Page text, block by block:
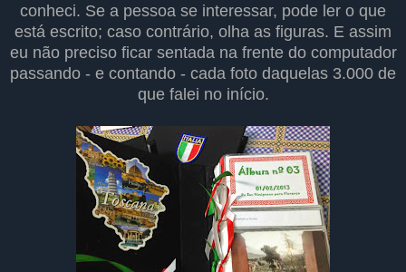
conheci. Se a pessoa se interessar, pode ler o que
está escrito; caso contrário, olha as figuras. E assim
eu não preciso ficar sentada na frente do computador
passando - e contando - cada foto daquelas 3.000 de
que falei no início.